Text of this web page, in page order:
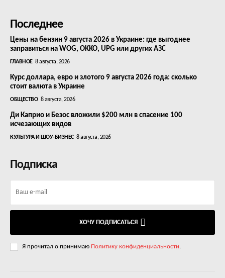
Последнее
Цены на бензин 9 августа 2026 в Украине: где выгоднее
заправиться на WOG, OKKO, UPG или других АЗС
ГЛАВНОЕ 8 августа, 2026
Курс доллара, евро и злотого 9 августа 2026 года: сколько
стоит валюта в Украине
ОБЩЕСТВО 8 августа, 2026
Ди Каприо и Безос вложили $200 млн в спасение 100
исчезающих видов
КУЛЬТУРА И ШОУ-БИЗНЕС 8 августа, 2026
Подписка
ХОЧУ ПОДПИСАТЬСЯ
Я прочитал о принимаю Политику конфиденциальности.